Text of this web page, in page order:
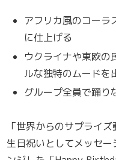
アフリカ風のコーラ
に仕上げる
ウクライナや東欧の
ルな独特のムードを
グループ全員で踊り
「世界からのサプライ
生日祝いとしてメッセ